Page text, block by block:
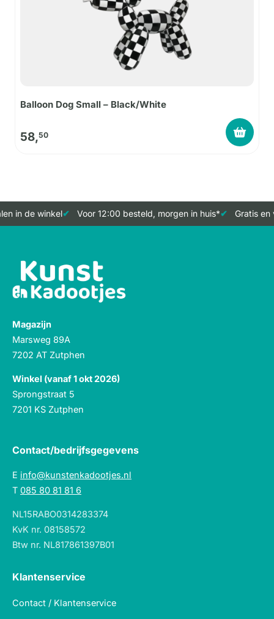
Balloon Dog Small – Black/White
58,50
in de winkel Voor 12:00 besteld, morgen in huis* Gratis en
Magazijn
Marsweg 89A
7202 AT Zutphen
Winkel (vanaf 1 okt 2026)
Sprongstraat 5
7201 KS Zutphen
Contact/bedrijfsgegevens
E info@kunstenkadootjes.nl
T 085 80 81 81 6
NL15RABO0314283374
KvK nr. 08158572
Btw nr. NL817861397B01
Klantenservice
Contact / Klantenservice